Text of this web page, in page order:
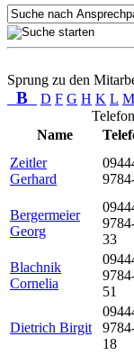
Sprung zu den
B D F G H K L M
Name
Zeitler
Gerhard
Bergermeier
Georg
33
Blachnik
Cornelia
51
Dietrich Birgit
18